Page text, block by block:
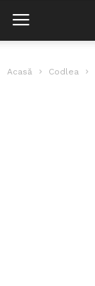
Acasă Codlea